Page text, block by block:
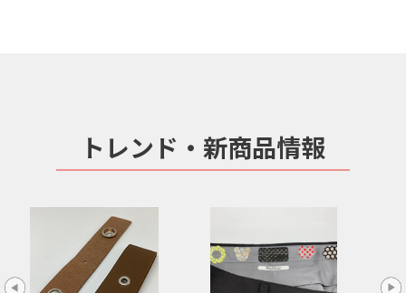
トレンド・新商品情報